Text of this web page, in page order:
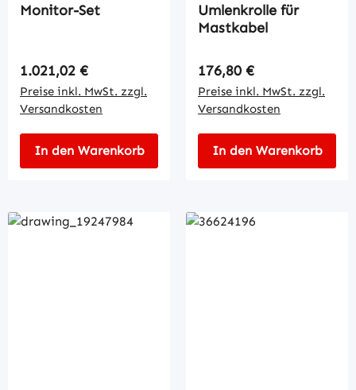
Monitor-Set
Regulärer Preis:
1.021,02 €
Preise inkl. MwSt. zzgl.
Versandkosten
In den Warenkorb
Umlenkrolle für
Mastkabel
Regulärer Preis:
176,80 €
Preise inkl. MwSt. zzgl.
Versandkosten
In den Warenkorb